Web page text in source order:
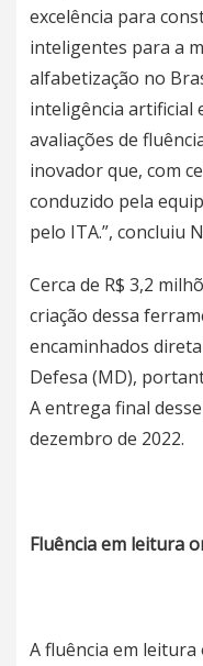
excelência para
inteligentes para a
alfabetização no
inteligência artificial
avaliações de
inovador que, com
conduzido pela
pelo ITA.”, concluiu
Cerca de R$ 3,2
criação dessa
encaminhados
Defesa (MD),
A entrega final
dezembro de 2022.
Fluência em leitura
A fluência em